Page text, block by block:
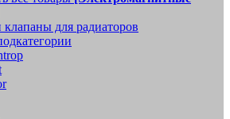
для радиаторов